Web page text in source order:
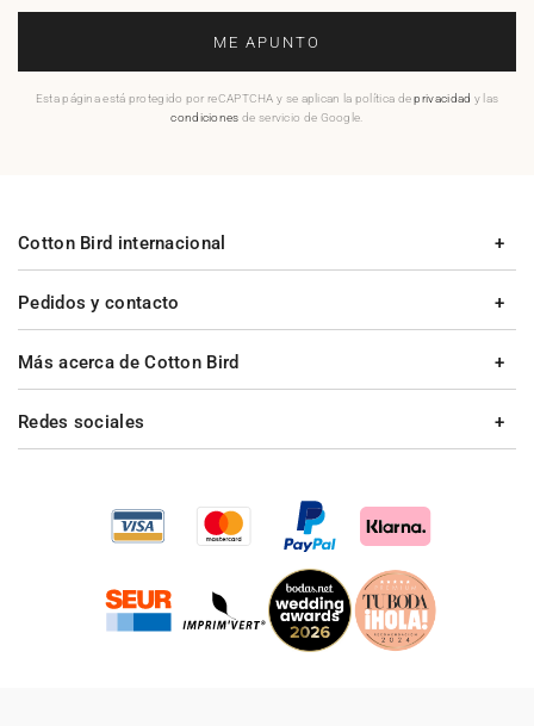
ME APUNTO
Esta página está protegido por reCAPTCHA y se aplican la política deprivacidad y las
condiciones de servicio de Google.
Pedidos y contacto
Más acerca de Cotton Bird
Cotton Bird internacional
Redes sociales